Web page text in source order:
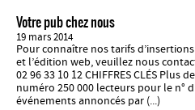
Votre pub chez nous
19 mars 2014
Pour connaître nos tarifs
et l’édition web, veuillez nous
02 96 33 10 12 CHIFFRES CLÉS Plus
numéro 250 000 lecteurs pour le n°
événements annoncés par (...)